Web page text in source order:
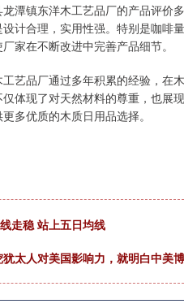
潭镇东洋木工艺品厂的产品评价
计合理，实用性强。特别是咖啡
家在不断改进中完善产品细节。
艺品厂通过多年积累的经验，在
体现了对天然材料的尊重，也展
多优质的木质日用品选择。
走稳 站上五日均线
太人对美国影响力，就明白中美